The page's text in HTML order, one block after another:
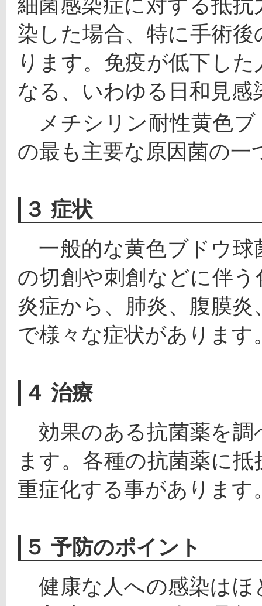
細菌感染症に対する抵
染した場合、特に手術
ります。免疫が低下し
なる、いわゆる日和見
メチシリン耐性黄色ブ
の最も主要な原因菌の
３ 症状
一般的な黄色ブドウ球
の切創や刺創などに伴
炎症から、肺炎、腹膜
で様々な症状があります
４ 治療
効果のある抗菌薬を調
ます。各種の抗菌薬に
重症化する事があります
５ 予防のポイント
健康な人への感染はほ